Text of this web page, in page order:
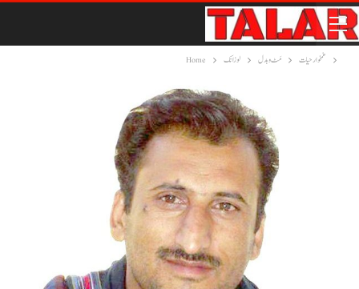
Home لوزانک مَٹ و بدل غمخوار حیات